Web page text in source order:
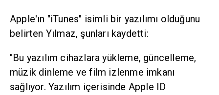
Apple'ın "iTunes" isimli bir yazılımı olduğunu
belirten Yılmaz, şunları kaydetti:
"Bu yazılım cihazlara yükleme, güncelleme,
müzik dinleme ve film izlenme imkanı
sağlıyor. Yazılım içerisinde Apple ID